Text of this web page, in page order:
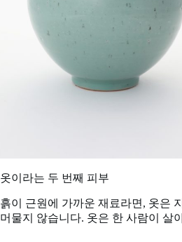
옷이라는 두 번째 피부
흙이 근원에 가까운 재료라면, 옷은
머물지 않습니다. 옷은 한 사람이 살